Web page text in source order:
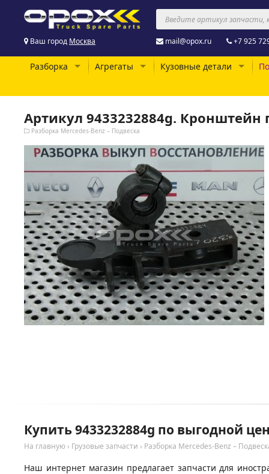
Ваш город Москва mail@opox.ru +7 925
Разборка Агрегаты Кузовные детали
Артикул 9433232884g. Кронштейн
Разборка Mercedes-Benz – Подвеска
Купить 9433232884g по выгодной
На главную › Грузовые запчасти › Разборка Mercedes-Benz –
Наш интернет магазин предлагает запчасти для